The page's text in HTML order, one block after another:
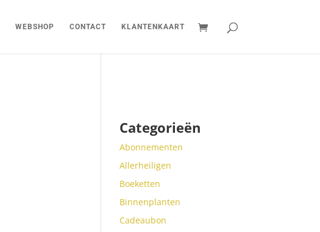
WEBSHOP CONTACT KLANTENKAART
Categorieën
Abonnementen
Allerheiligen
Boeketten
Binnenplanten
Cadeaubon